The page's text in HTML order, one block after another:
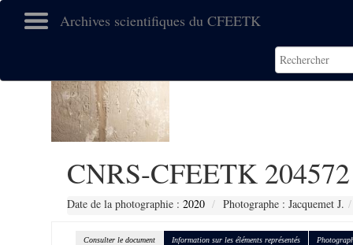
Archives scientifiques du CFEETK
CNRS-CFEETK 204572
Date de la photographie : 2020 Photographe : Jacquemet J.
Consulter le document Information sur les éléments représentés